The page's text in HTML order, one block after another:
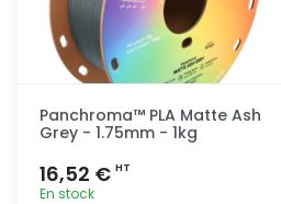
Panchroma™ PLA Matte Ash
Grey - 1.75mm - 1kg
16,52 € HT
En stock